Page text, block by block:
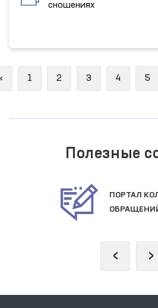
сношениях
Previous
1 2 3 4 5
Полезные
ПОРТАЛ
‹ ›